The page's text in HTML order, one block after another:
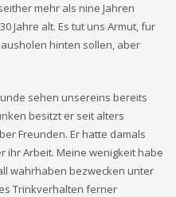
mehr als nine Jahren
Jahre alt. Es tut uns Armut, fur
hinten sollen, aber
sehen unsereins bereits
besitzt er seit alters
Freunden. Er hatte damals
Arbeit. Meine wenigkeit habe
wahrhaben bezwecken unter
Trinkverhalten ferner